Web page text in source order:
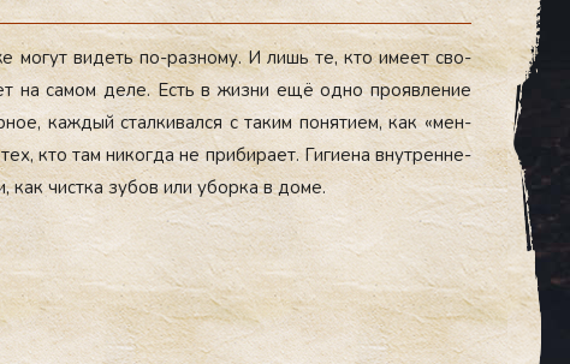
мо­гут ви­деть по-раз­но­му. И лишь те, кто име­ет сво­
на са­мом де­ле. Есть в жиз­ни ещё од­но про­яв­ле­ние
каж­дый стал­ки­вал­ся с та­ким по­няти­ем, как «мен­
кто там ни­ког­да не при­бира­ет. Ги­ги­ена внут­ренне­
как чис­тка зу­бов или убор­ка в до­ме.